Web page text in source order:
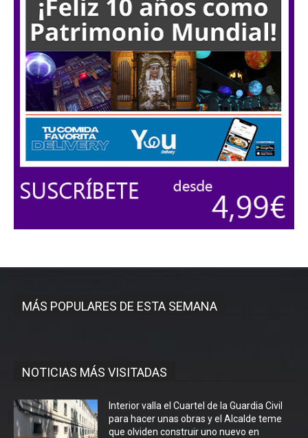
MÁS POPULARES DE ESTA SEMANA
NOTICIAS MÁS VISITADAS
Interior valla el Cuartel de la Guardia Civil
para hacer unas obras y el Alcalde teme
que olviden construir uno nuevo en